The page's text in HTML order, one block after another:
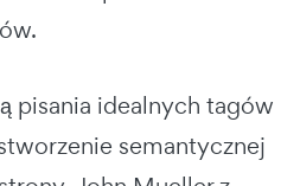
pisania idealnych tagów
semantycznej